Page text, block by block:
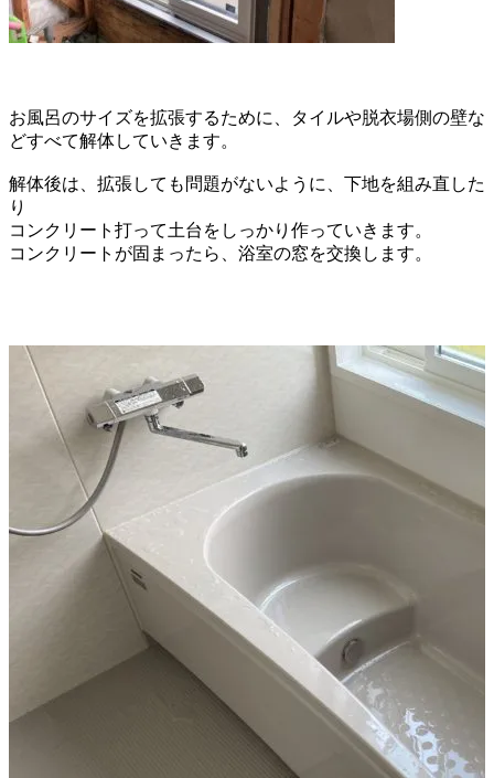
お風呂のサイズを拡張するために、タイルや脱衣場側の壁な
どすべて解体していきます。
解体後は、拡張しても問題がないように、下地を組み直した
り
コンクリート打って土台をしっかり作っていきます。
コンクリートが固まったら、浴室の窓を交換します。